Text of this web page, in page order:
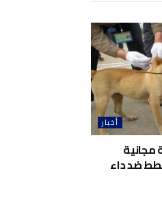
أخبار
مجانية
ضد داء